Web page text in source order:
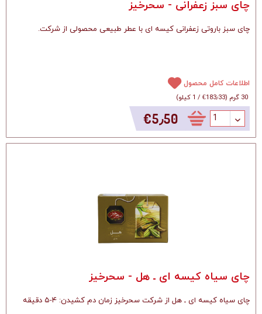
چای سبز زعفرانی - سحرخیز
.چای سبز باروتی زعفرانی کیسه ای با عطر طبیعی محصولی از شرکت
اطلاعات کامل محصول
30 گرم
(‎€183٫33 / 1 کیلو )
‎€5٫50
چای سیاه کیسه ای ـ هل - سحرخیز
چای سیاه کیسه ای ـ هل از شرکت سحرخیز زمان دم کشیدن: ۴-۵ دقیقه